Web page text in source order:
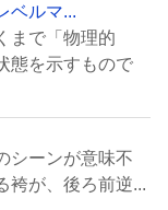
ベルマ...
まで「物理的
態を示すもので
シーンが意味不
袴が、後ろ前逆...